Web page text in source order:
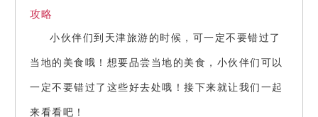
攻略
小伙伴们到天津旅游的时候，可一定不要错过了
当地的美食哦！想要品尝当地的美食，小伙伴们可以
一定不要错过了这些好去处哦！接下来就让我们一起
来看看吧！